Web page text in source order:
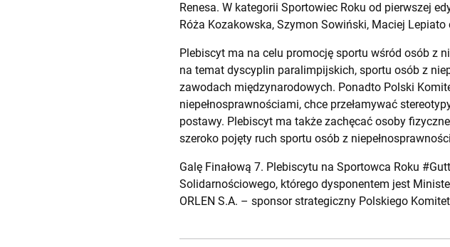
Renesa. W kategorii Sportowiec Roku od pierwszej
Róża Kozakowska, Szymon Sowiński, Maciej
Plebiscyt ma na celu promocję sportu wśród osób z
na temat dyscyplin paralimpijskich, sportu osób z
zawodach międzynarodowych. Ponadto Polski
niepełnosprawnościami, chce przełamywać
postawy. Plebiscyt ma także zachęcać osoby
szeroko pojęty ruch sportu osób z
Galę Finałową 7. Plebiscytu na Sportowca Roku
Solidarnościowego, którego dysponentem jest
ORLEN S.A. – sponsor strategiczny Polskiego